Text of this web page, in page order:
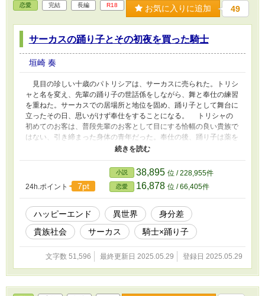
恋愛 完結 長編 R18 お気に入りに追加 49
サーカスの踊り子とその初夜を買った騎士
垣崎 奏
見目の珍しい十歳のパトリシアは、サーカスに売られた。トリシ
ャと名を変え、先輩の踊り子の世話係をしながら、舞と奉仕の練習
を重ねた。サーカスでの居場所と地位を固め、踊り子として舞台に
立ったその日、思いがけず奉仕をすることになる。 トリシャの
初めてのお客は、普段先輩のお客として目にする恰幅の良い貴族で
はない、引き締まった身体の青年だった。奉仕の後、踊り子は薬を
飲まされ、お客のことを忘れる。翌朝目覚めたトリシャは、青年の
ことを覚えていなかった。 十年後、青年ニコラスは騎士として
出世し、王からの褒賞で貴族位を賜った。そして、踊り子の引退が
迫っていたトリシャを望んだ。ニコラスの記憶もなく常識や身分も
ないトリシャとの関係は愛人だが、時間を過ごすうちに妻と呼びた
くなってくる。貴族当主で未婚のニコラスは、踊り子のトリシャと
の幸せを掴めるのか？ ◇ サーカスで踊り子をしていた少女（女
性）とお客の青年騎士のお話。 ヒロインが若いです。青年側のお
話が2/3あります。 ムーンライトノベルズにも掲載しています。
24h.ポイント 7pt
小説 38,895 位 / 228,955件
恋愛 16,878 位 / 66,405件
ハッピーエンド 異世界
身分差
貴族社会
サーカス 騎士×踊り子
文字数 51,596 最終更新日 2025.05.29 登録日 2025.05.29